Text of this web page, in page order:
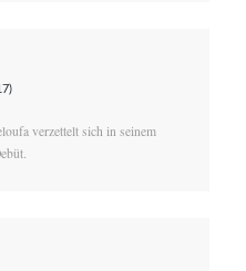
verzettelt sich in seinem